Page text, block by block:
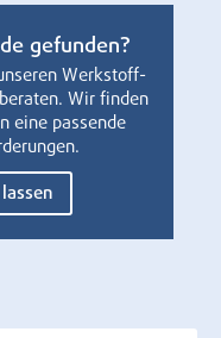
gefunden?
Werkstoff-
Wir finden
eine passende